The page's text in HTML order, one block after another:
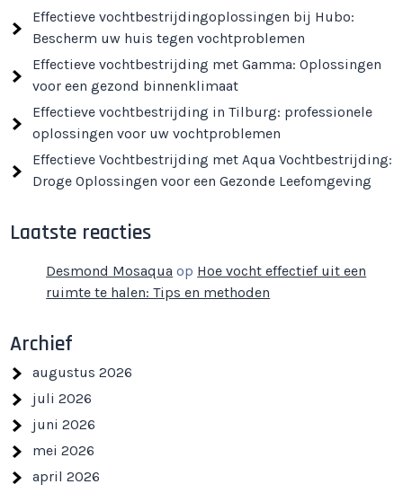
Effectieve vochtbestrijdingoplossingen bij Hubo:
Bescherm uw huis tegen vochtproblemen
Effectieve vochtbestrijding met Gamma: Oplossingen
voor een gezond binnenklimaat
Effectieve vochtbestrijding in Tilburg: professionele
oplossingen voor uw vochtproblemen
Effectieve Vochtbestrijding met Aqua Vochtbestrijding:
Droge Oplossingen voor een Gezonde Leefomgeving
Laatste reacties
Desmond Mosaqua op Hoe vocht effectief uit een
ruimte te halen: Tips en methoden
Archief
augustus 2026
juli 2026
juni 2026
mei 2026
april 2026